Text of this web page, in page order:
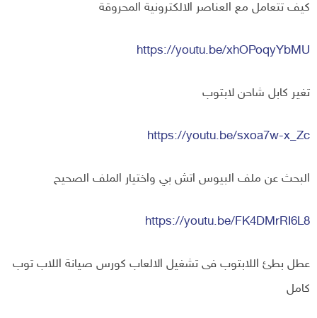
كيف تتعامل مع العناصر الالكترونية المحروقة
https://youtu.be/xhOPoqyYbMU
تغير كابل شاحن لابتوب
https://youtu.be/sxoa7w-x_Zc
البحث عن ملف البيوس اتش بي واختيار الملف الصحيح
https://youtu.be/FK4DMrRI6L8
عطل بطئ اللابتوب فى تشغيل الالعاب كورس صيانة اللاب توب
كامل